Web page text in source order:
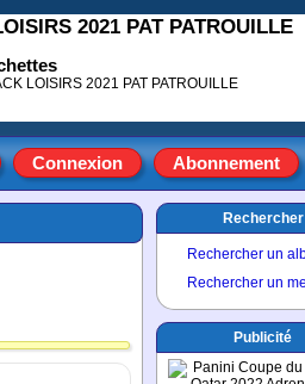
Connexion Abonnement
Rechercher
Rechercher un
Rechercher un
Publicité
2021 PAT PATROUILLE